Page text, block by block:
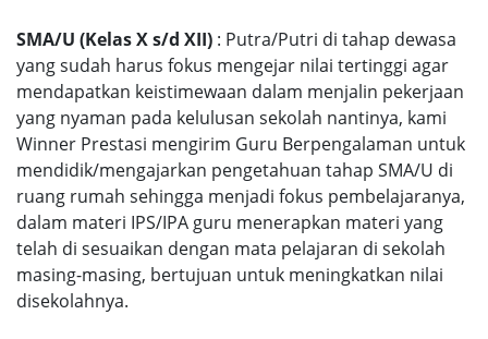
SMA/U (Kelas X s/d XII) : Putra/Putri di tahap dewasa
yang sudah harus fokus mengejar nilai tertinggi agar
mendapatkan keistimewaan dalam menjalin pekerjaan
yang nyaman pada kelulusan sekolah nantinya, kami
Winner Prestasi mengirim Guru Berpengalaman untuk
mendidik/mengajarkan pengetahuan tahap SMA/U di
ruang rumah sehingga menjadi fokus pembelajaranya,
dalam materi IPS/IPA guru menerapkan materi yang
telah di sesuaikan dengan mata pelajaran di sekolah
masing-masing, bertujuan untuk meningkatkan nilai
disekolahnya.